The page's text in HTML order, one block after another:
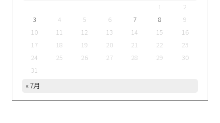
1
2
3
4 5 6 7 8
9
10
11 12 13 14 15
16
17
18 19 20 21 22
23
24
25 26 27 28 29
30
31
« 7月